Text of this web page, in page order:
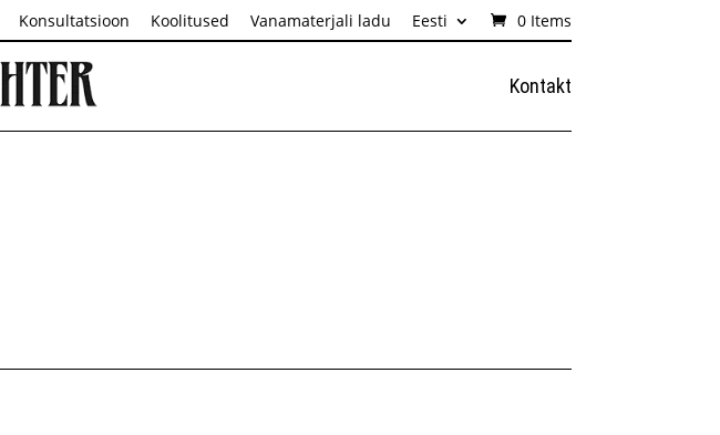
Konsultatsioon Koolitused Vanamaterjali ladu Eesti 0 Items
Kontakt